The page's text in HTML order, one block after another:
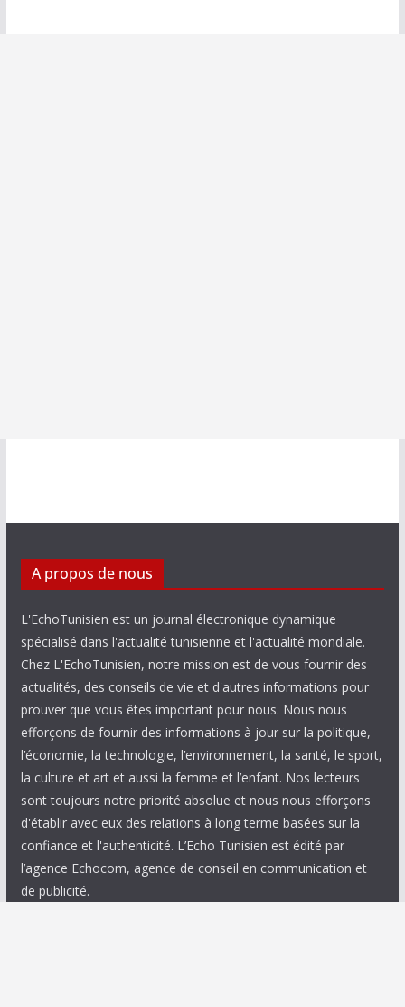
A propos de nous
L'EchoTunisien est un journal électronique dynamique
spécialisé dans l'actualité tunisienne et l'actualité mondiale.
Chez L'EchoTunisien, notre mission est de vous fournir des
actualités, des conseils de vie et d'autres informations pour
prouver que vous êtes important pour nous. Nous nous
efforçons de fournir des informations à jour sur la politique,
l’économie, la technologie, l’environnement, la santé, le sport,
la culture et art et aussi la femme et l’enfant. Nos lecteurs
sont toujours notre priorité absolue et nous nous efforçons
d'établir avec eux des relations à long terme basées sur la
confiance et l'authenticité. L’Echo Tunisien est édité par
l’agence Echocom, agence de conseil en communication et
de publicité.